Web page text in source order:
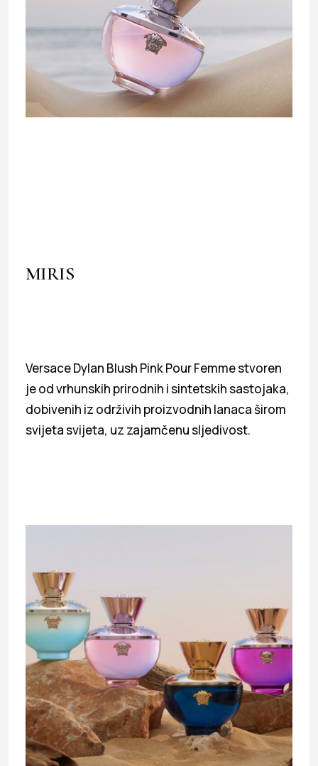
MIRIS
Versace Dylan Blush Pink Pour Femme stvoren
je od vrhunskih prirodnih i sintetskih sastojaka,
dobivenih iz održivih proizvodnih lanaca širom
svijeta svijeta, uz zajamčenu sljedivost.